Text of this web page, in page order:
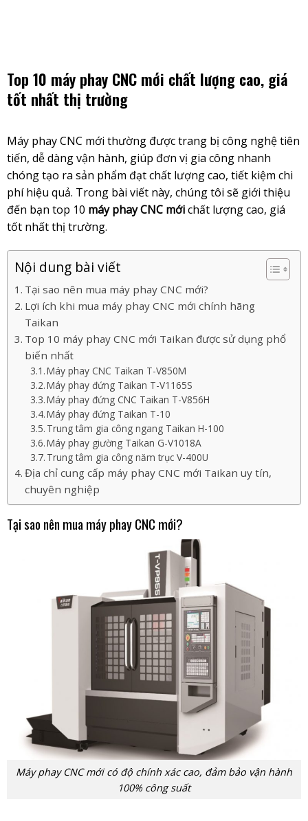
Top 10 máy phay CNC mới chất lượng cao, giá
tốt nhất thị trường
Máy phay CNC mới thường được trang bị công nghệ tiên
tiến, dễ dàng vận hành, giúp đơn vị gia công nhanh
chóng tạo ra sản phẩm đạt chất lượng cao, tiết kiệm chi
phí hiệu quả. Trong bài viết này, chúng tôi sẽ giới thiệu
đến bạn top 10 máy phay CNC mớichất lượng cao, giá
tốt nhất thị trường.
Nội dung bài viết
Tại sao nên mua máy phay CNC mới?
Lợi ích khi mua máy phay CNC mới chính hãng
Taikan
Top 10 máy phay CNC mới Taikan được sử dụng phổ
biến nhất
Máy phay CNC Taikan T-V850M
Máy phay đứng Taikan T-V1165S
Máy phay đứng CNC Taikan T-V856H
Máy phay đứng Taikan T-10
Trung tâm gia công ngang Taikan H-100
Máy phay giường Taikan G-V1018A
Trung tâm gia công năm trục V-400U
Địa chỉ cung cấp máy phay CNC mới Taikan uy tín,
chuyên nghiệp
Tại sao nên mua máy phay CNC mới?
Máy phay CNC mới có độ chính xác cao, đảm bảo vận hành
100% công suất